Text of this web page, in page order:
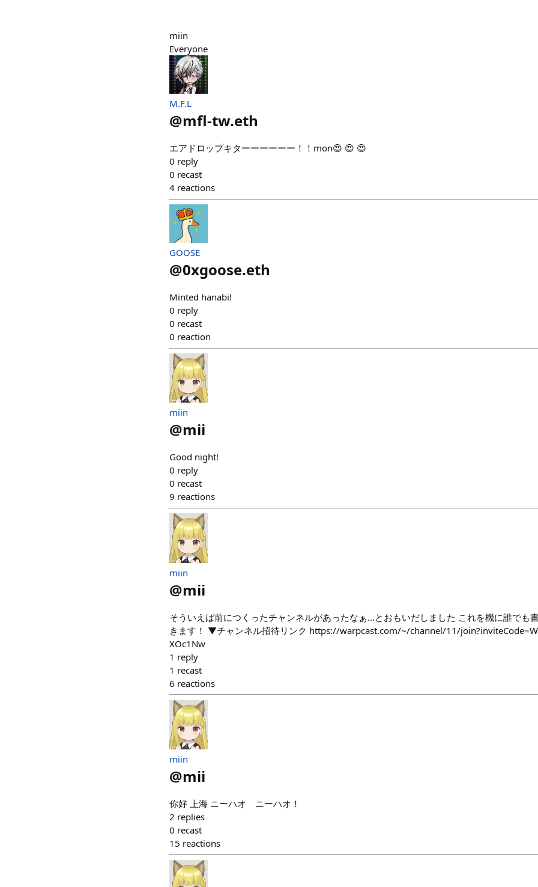
miin
Everyone
M.F.L
@mfl-tw.eth
エアドロップキターーーーーー！！mon😍 😍 😍
0 reply
0 recast
4 reactions
GOOSE
@0xgoose.eth
Minted hanabi!
0 reply
0 recast
0 reaction
miin
@mii
Good night!
0 reply
0 recast
9 reactions
miin
@mii
そういえば前につくったチャンネルがあったなぁ...とおもいだしました これを機に誰でも
きます！ ▼チャンネル招待リンク https://warpcast.com/~/channel/11/
XOc1Nw
1 reply
1 recast
6 reactions
miin
@mii
你好 上海 ニーハオ ニーハオ！
2 replies
0 recast
15 reactions